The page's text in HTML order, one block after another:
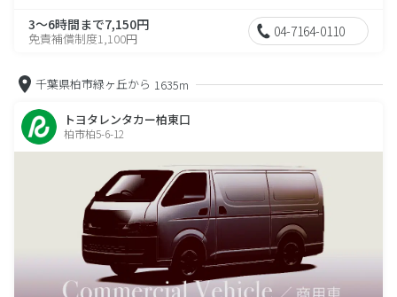
3～6時間まで7,150円
免責補償制度1,100円 04-7164-0110
千葉県柏市緑ヶ丘から 1635m
トヨタレンタカー柏東口
柏市柏5-6-12